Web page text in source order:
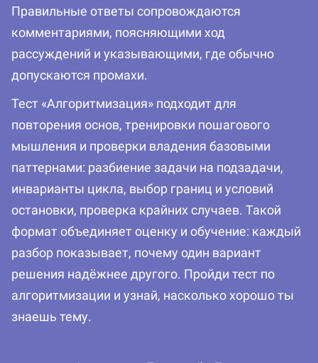
Правильные ответы сопровождаются
комментариями, поясняющими ход
рассуждений и указывающими, где обычно
допускаются промахи.
Тест «Алгоритмизация» подходит для
повторения основ, тренировки пошагового
мышления и проверки владения базовыми
паттернами: разбиение задачи на подзадачи,
инварианты цикла, выбор границ и условий
остановки, проверка крайних случаев. Такой
формат объединяет оценку и обучение: каждый
разбор показывает, почему один вариант
решения надёжнее другого. Пройди тест по
алгоритмизации и узнай, насколько хорошо ты
знаешь тему.